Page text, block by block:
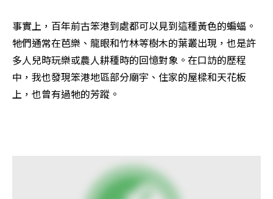
事實上，百年前古笨港到處都可以見到這種黃色的蝙蝠。
牠們通常在芭樂、龍眼和竹林等樹木的葉叢出現，也是許
多人兒時玩樂或農人耕種時的回憶對象。在口訪的歷程
中，我也發現笨港地區部分廟宇、住家的屋樑和天花板
上，也曾有過牠的芳蹤。